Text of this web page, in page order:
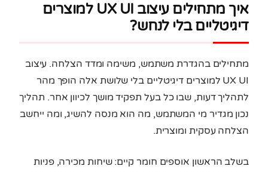
איך מתחילים עיצוב UX UI למוצרים
דיגיטליים בלי לנחש?
מתחילים בהגדרת משתמש, משימה ומדד הצלחה. עיצוב
UX UI למוצרים דיגיטליים בלי שלושת אלה הופך מהר
לתהליך דעות, שבו כל בעל תפקיד מושך לכיוון אחר. תהליך
נכון מגדיר מי המשתמש, מה הוא מנסה להשיג, ומה ייחשב
הצלחה עסקית ומוצרית.
בשלב הראשון אוספים חומר קיים: שיחות מכירה, פניות